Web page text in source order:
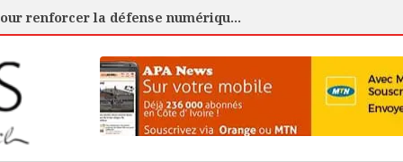
Cybersécurité : l’ANSSI certifie 88 experts pour renforcer la défense numérique de la Côte d’Ivoire